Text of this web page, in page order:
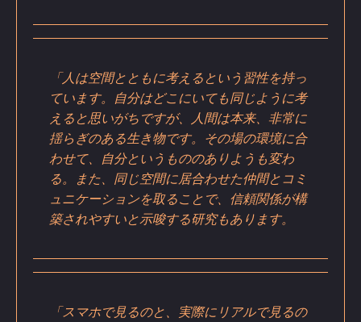
「人は空間とともに考えるという習性を持っ
ています。自分はどこにいても同じように考
えると思いがちですが、人間は本来、非常に
揺らぎのある生き物です。その場の環境に合
わせて、自分というもののありようも変わ
る。また、同じ空間に居合わせた仲間とコミ
ュニケーションを取ることで、信頼関係が構
築されやすいと示唆する研究もあります。
「スマホで見るのと、実際にリアルで見るの